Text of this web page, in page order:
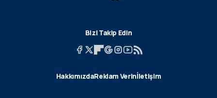
Bizi Takip Edin
HakkımızdaReklam Verinİletişim